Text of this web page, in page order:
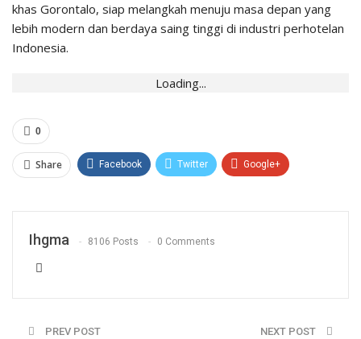
khas Gorontalo, siap melangkah menuju masa depan yang
lebih modern dan berdaya saing tinggi di industri perhotelan
Indonesia.
Loading...
0
Share Facebook Twitter Google+
Ihgma 8106 Posts 0 Comments
PREV POST NEXT POST